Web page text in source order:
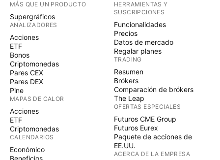
MÁS QUE UN PRODUCTO
Supergráficos
ANALIZADORES
Acciones
ETF
Bonos
Criptomonedas
Pares CEX
Pares DEX
Pine
MAPAS DE CALOR
Acciones
ETF
Criptomonedas
CALENDARIOS
Económico
Beneficios
HERRAMIENTAS Y
SUSCRIPCIONES
Funcionalidades
Precios
Datos de mercado
Regalar planes
TRADING
Resumen
Brókers
Comparación de brókers
The Leap
OFERTAS ESPECIALES
Futuros CME Group
Futuros Eurex
Paquete de acciones de
EE.UU.
ACERCA DE LA EMPRESA